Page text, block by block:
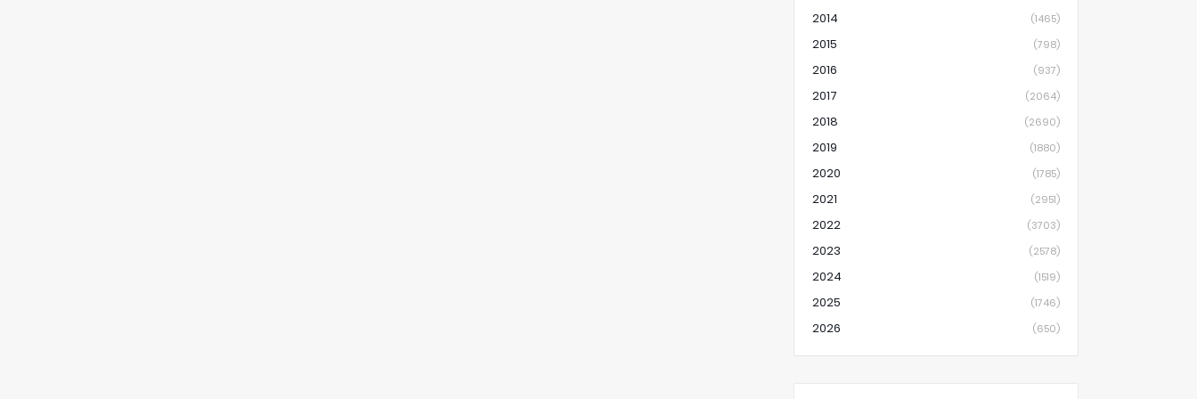
2014 (1465)
2015 (798)
2016 (937)
2017 (2064)
2018 (2690)
2019 (1880)
2020 (1785)
2021 (2951)
2022 (3703)
2023 (2578)
2024 (1519)
2025 (1746)
2026 (650)